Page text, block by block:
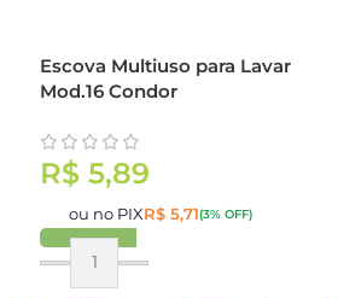
Escova Multiuso para Lavar
Mod.16 Condor
R$ 5,89
ou no PIXR$ 5,71(3% OFF)
Comprar